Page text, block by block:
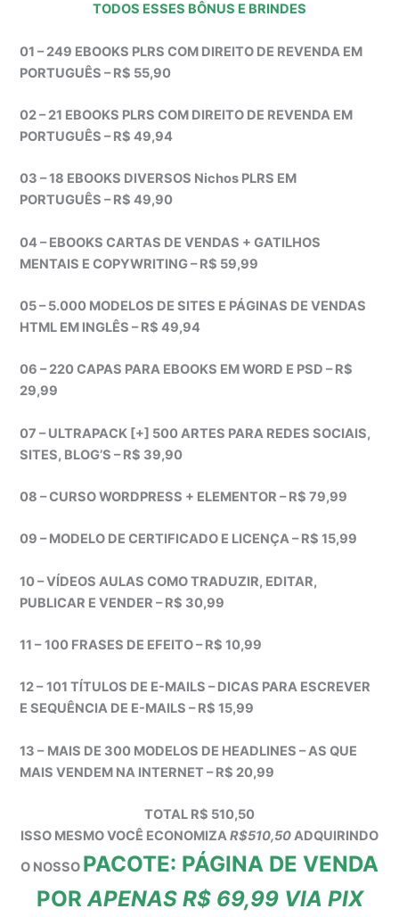
TODOS ESSES BÔNUS E BRINDES
01 – 249 EBOOKS PLRS COM DIREITO DE REVENDA EM
PORTUGUÊS – R$ 55,90
02 – 21 EBOOKS PLRS COM DIREITO DE REVENDA EM
PORTUGUÊS – R$ 49,94
03 – 18 EBOOKS DIVERSOS Nichos PLRS EM
PORTUGUÊS – R$ 49,90
04 – EBOOKS CARTAS DE VENDAS + GATILHOS
MENTAIS E COPYWRITING – R$ 59,99
05 – 5.000 MODELOS DE SITES E PÁGINAS DE VENDAS
HTML EM INGLÊS – R$ 49,94
06 – 220 CAPAS PARA EBOOKS EM WORD E PSD – R$
29,99
07 – ULTRAPACK [+] 500 ARTES PARA REDES SOCIAIS,
SITES, BLOG’S – R$ 39,90
08 – CURSO WORDPRESS + ELEMENTOR – R$ 79,99
09 – MODELO DE CERTIFICADO E LICENÇA – R$ 15,99
10 – VÍDEOS AULAS COMO TRADUZIR, EDITAR,
PUBLICAR E VENDER – R$ 30,99
11 – 100 FRASES DE EFEITO – R$ 10,99
12 – 101 TÍTULOS DE E-MAILS – DICAS PARA ESCREVER
E SEQUÊNCIA DE E-MAILS – R$ 15,99
13 – MAIS DE 300 MODELOS DE HEADLINES – AS QUE
MAIS VENDEM NA INTERNET – R$ 20,99
TOTAL R$ 510,50
ISSO MESMO VOCÊ ECONOMIZAR$510,50ADQUIRINDO
O NOSSO PACOTE: PÁGINA DE VENDA
PORAPENAS R$ 69,99 VIA PIX